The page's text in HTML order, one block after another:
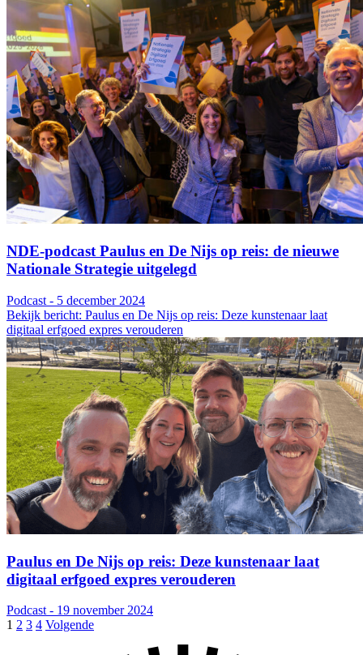
NDE-podcast Paulus en De Nijs op reis: de nieuwe
Nationale Strategie uitgelegd
Podcast - 5 december 2024
Bekijk bericht: Paulus en De Nijs op reis: Deze kunstenaar laat
digitaal erfgoed expres verouderen
Paulus en De Nijs op reis: Deze kunstenaar laat
digitaal erfgoed expres verouderen
Podcast - 19 november 2024
1 2 3 4 Volgende